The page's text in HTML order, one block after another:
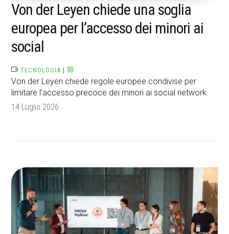
Von der Leyen chiede una soglia
europea per l’accesso dei minori ai
social
TECNOLOGIA |
Von der Leyen chiede regole europee condivise per
limitare l’accesso precoce dei minori ai social network
14 Luglio 2026